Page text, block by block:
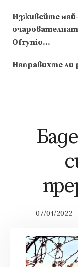
Изживейте
Ofrynio…
Направихте ли
07/04/2022